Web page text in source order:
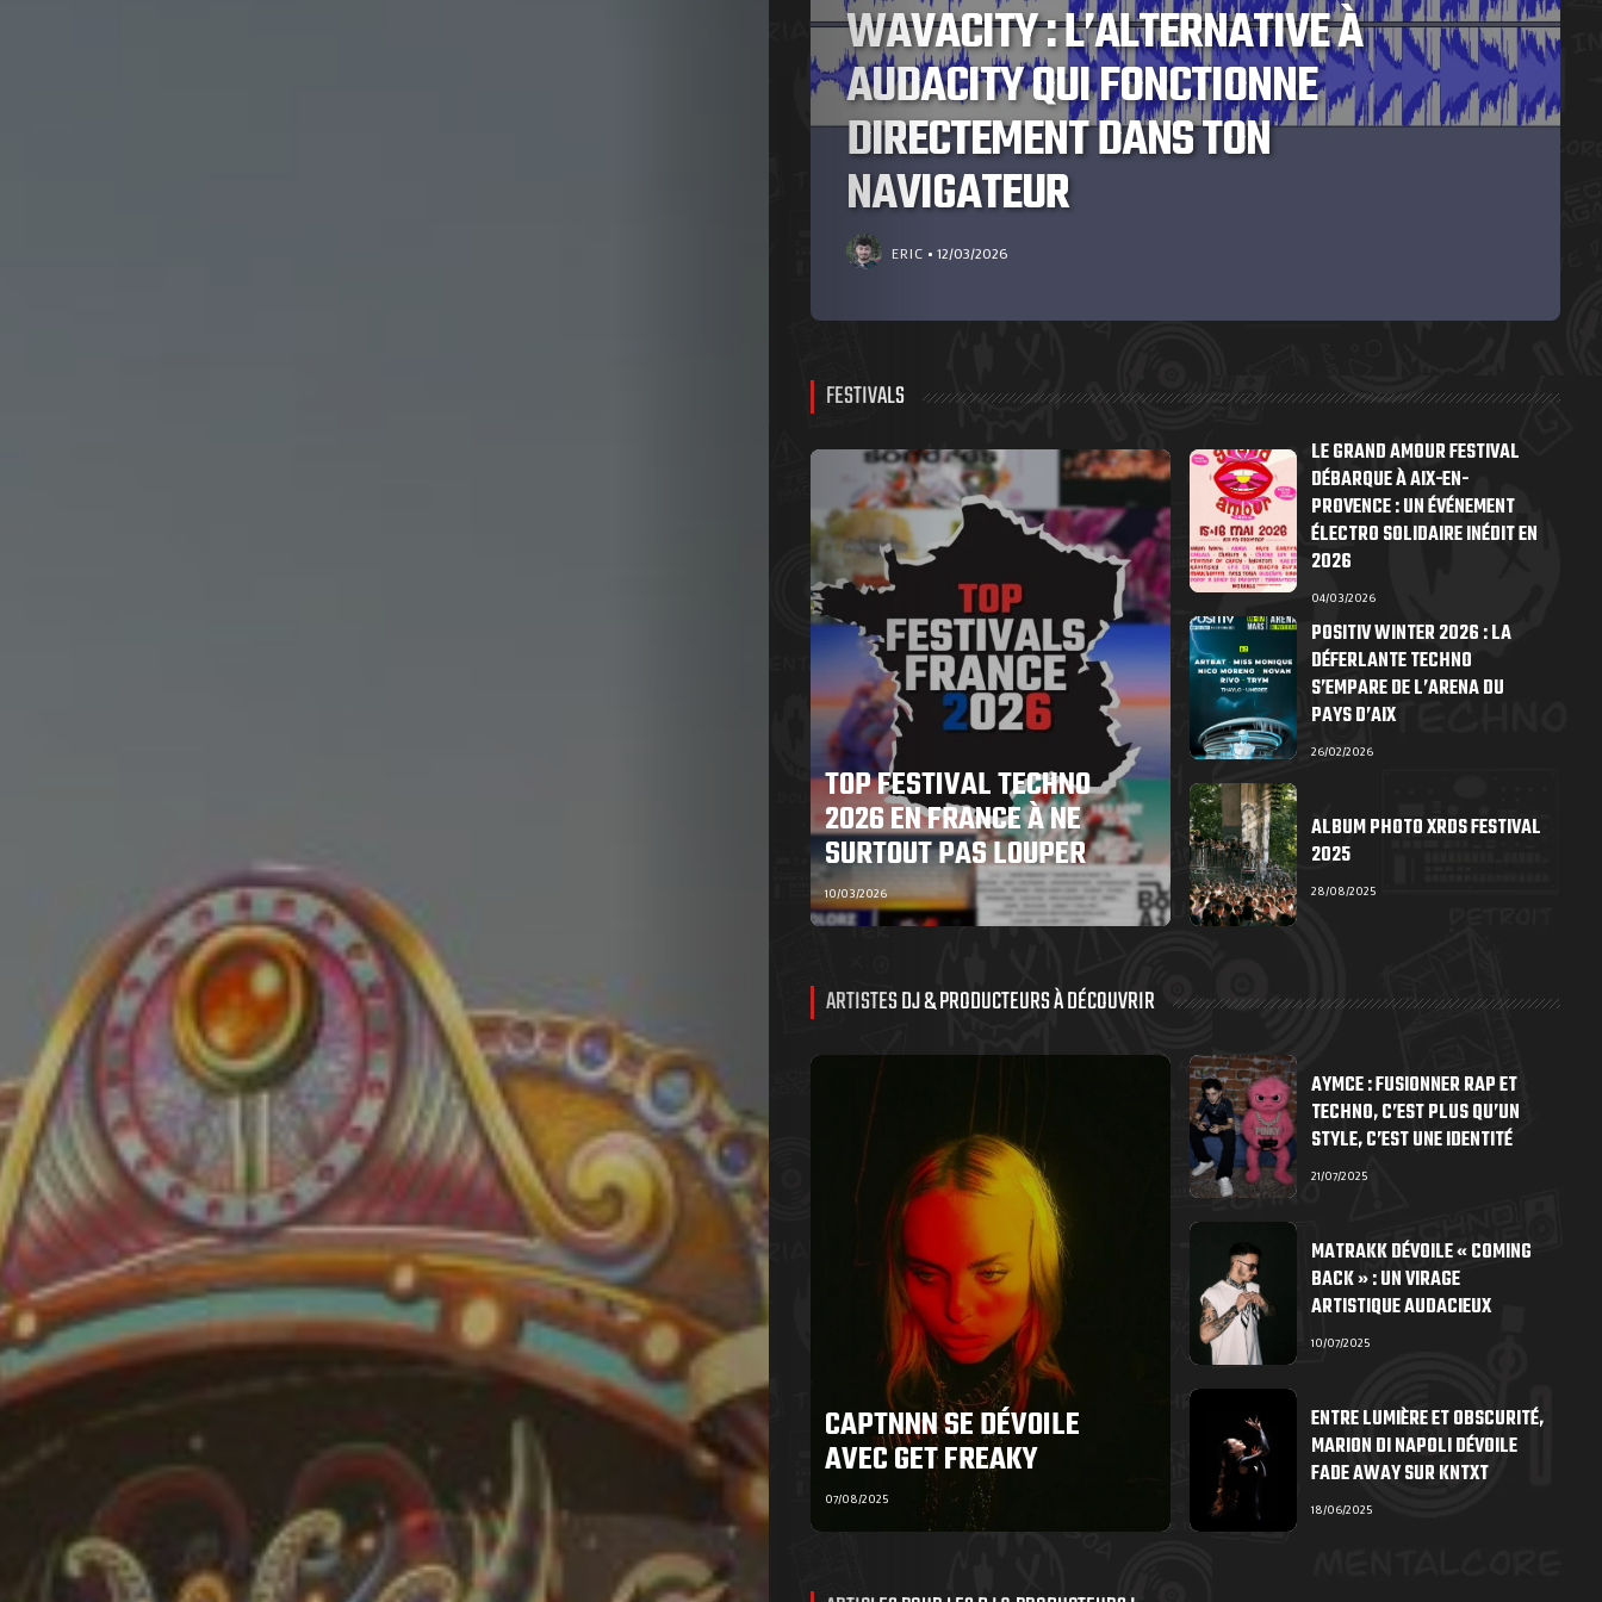
WAVACITY : L’ALTERNATIVE À
AUDACITY QUI FONCTIONNE
DIRECTEMENT DANS TON
NAVIGATEUR
ERIC 12/03/2026
FESTIVALS
TOP FESTIVAL TECHNO
2026 EN FRANCE À NE
SURTOUT PAS LOUPER
10/03/2026
LE GRAND AMOUR FESTIVAL
DÉBARQUE À AIX-EN-
PROVENCE : UN ÉVÉNEMENT
ÉLECTRO SOLIDAIRE INÉDIT EN
2026
04/03/2026
POSITIV WINTER 2026 : LA
DÉFERLANTE TECHNO
S’EMPARE DE L’ARENA DU
PAYS D’AIX
26/02/2026
ALBUM PHOTO XRDS FESTIVAL
2025
28/08/2025
ARTISTES DJ & PRODUCTEURS À DÉCOUVRIR
CAPTNNN SE DÉVOILE
AVEC GET FREAKY
07/08/2025
AYMCE : FUSIONNER RAP ET
TECHNO, C’EST PLUS QU’UN
STYLE, C’EST UNE IDENTITÉ
21/07/2025
MATRAKK DÉVOILE « COMING
BACK » : UN VIRAGE
ARTISTIQUE AUDACIEUX
10/07/2025
ENTRE LUMIÈRE ET OBSCURITÉ,
MARION DI NAPOLI DÉVOILE
FADE AWAY SUR KNTXT
18/06/2025